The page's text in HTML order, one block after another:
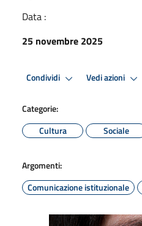
Data :
25 novembre 2025
Condividi Vedi azioni
Categorie:
Cultura
Sociale
Argomenti:
Comunicazione istituzionale